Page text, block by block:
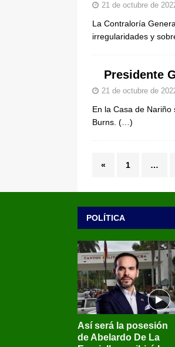
21 de octubre de
La Contraloría
irregularidades y
Presidente
21 de octubre de
En la Casa de
Burns. (…)
« 1 …
POLÍTICA
Así será la posesión
de Abelardo De La